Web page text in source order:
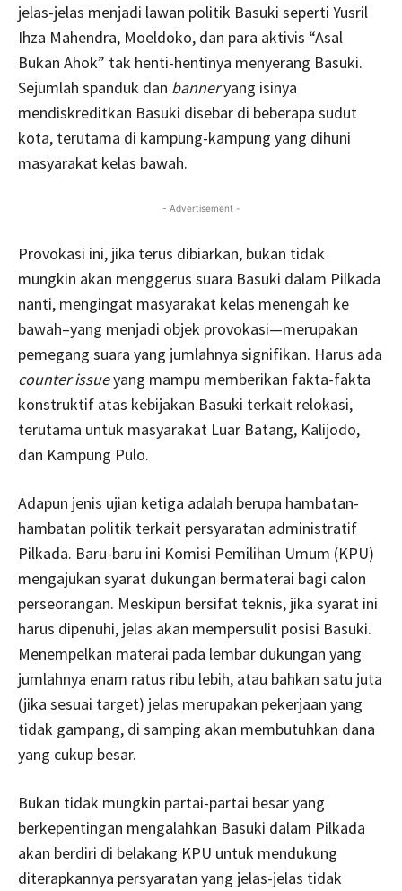
jelas-jelas menjadi lawan politik Basuki seperti Yusril
Ihza Mahendra, Moeldoko, dan para aktivis “Asal
Bukan Ahok” tak henti-hentinya menyerang Basuki.
Sejumlah spanduk dan banneryang isinya
mendiskreditkan Basuki disebar di beberapa sudut
kota, terutama di kampung-kampung yang dihuni
masyarakat kelas bawah.
- Advertisement -
Provokasi ini, jika terus dibiarkan, bukan tidak
mungkin akan menggerus suara Basuki dalam Pilkada
nanti, mengingat masyarakat kelas menengah ke
bawah–yang menjadi objek provokasi—merupakan
pemegang suara yang jumlahnya signifikan. Harus ada
counter issueyang mampu memberikan fakta-fakta
konstruktif atas kebijakan Basuki terkait relokasi,
terutama untuk masyarakat Luar Batang, Kalijodo,
dan Kampung Pulo.
Adapun jenis ujian ketiga adalah berupa hambatan-
hambatan politik terkait persyaratan administratif
Pilkada. Baru-baru ini Komisi Pemilihan Umum (KPU)
mengajukan syarat dukungan bermaterai bagi calon
perseorangan. Meskipun bersifat teknis, jika syarat ini
harus dipenuhi, jelas akan mempersulit posisi Basuki.
Menempelkan materai pada lembar dukungan yang
jumlahnya enam ratus ribu lebih, atau bahkan satu juta
(jika sesuai target) jelas merupakan pekerjaan yang
tidak gampang, di samping akan membutuhkan dana
yang cukup besar.
Bukan tidak mungkin partai-partai besar yang
berkepentingan mengalahkan Basuki dalam Pilkada
akan berdiri di belakang KPU untuk mendukung
diterapkannya persyaratan yang jelas-jelas tidak